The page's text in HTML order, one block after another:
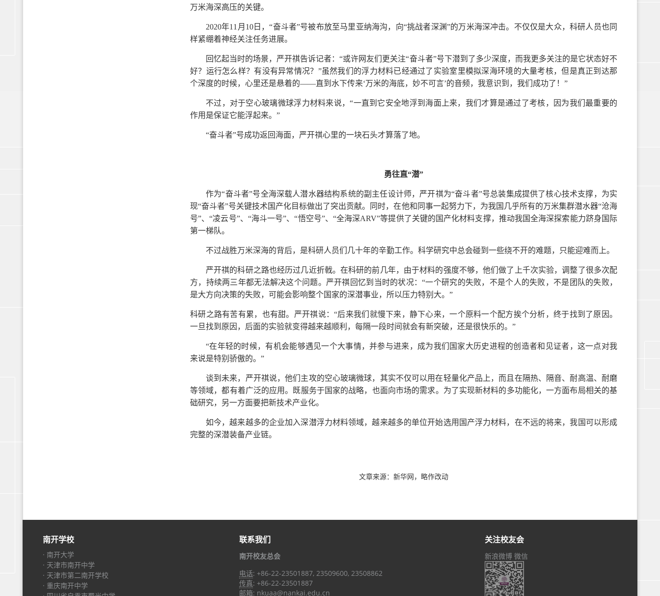
万米海深高压的关键。
2020年11月10日，“奋斗者”号被布放至马里亚纳海沟，向“挑战者深渊”的万米海深冲击。不仅仅是大众，科研人员也同
样紧绷着神经关注任务进展。
回忆起当时的场景，严开祺告诉记者：“或许网友们更关注“奋斗者”号下潜到了多少深度，而我更多关注的是它状态好不
好？运行怎么样？有没有异常情况？”虽然我们的浮力材料已经通过了实验室里模拟深海环境的大量考核，但是真正到达那
个深度的时候，心里还是悬着的——直到水下传来‘万米的海底，妙不可言’的音频，我意识到，我们成功了！”
不过，对于空心玻璃微球浮力材料来说，“一直到它安全地浮到海面上来，我们才算是通过了考核，因为我们最重要的
作用是保证它能浮起来。”
“奋斗者”号成功返回海面，严开祺心里的一块石头才算落了地。
勇往直“潜”
作为“奋斗者”号全海深载人潜水器结构系统的副主任设计师，严开祺为“奋斗者”号总装集成提供了核心技术支撑，为实
现“奋斗者”号关键技术国产化目标做出了突出贡献。同时，在他和同事一起努力下，为我国几乎所有的万米集群潜水器“沧海
号”、“凌云号”、“海斗一号”、“悟空号”、“全海深ARV”等提供了关键的国产化材料支撑，推动我国全海深探索能力跻身国际
第一梯队。
不过战胜万米深海的背后，是科研人员们几十年的辛勤工作。科学研究中总会碰到一些绕不开的难题，只能迎难而上。
严开祺的科研之路也经历过几近折戟。在科研的前几年，由于材料的强度不够，他们做了上千次实验，调整了很多次配
方，持续两三年都无法解决这个问题。严开祺回忆到当时的状况：“一个研究的失败，不是个人的失败，不是团队的失败，
是大方向决策的失败，可能会影响整个国家的深潜事业，所以压力特别大。”
科研之路有苦有累，也有甜。严开祺说：“后来我们就慢下来，静下心来，一个原料一个配方挨个分析，终于找到了原因。
一旦找到原因，后面的实验就变得越来越顺利，每隔一段时间就会有新突破，还是很快乐的。”
“在年轻的时候，有机会能够遇见一个大事情，并参与进来，成为我们国家大历史进程的创造者和见证者，这一点对我
来说是特别骄傲的。”
谈到未来，严开祺说，他们主攻的空心玻璃微球，其实不仅可以用在轻量化产品上，而且在隔热、隔音、耐高温、耐磨
等领域，都有着广泛的应用。既服务于国家的战略，也面向市场的需求。为了实现新材料的多功能化，一方面布局相关的基
础研究，另一方面要把新技术产业化。
如今，越来越多的企业加入深潜浮力材料领域，越来越多的单位开始选用国产浮力材料，在不远的将来，我国可以形成
完整的深潜装备产业链。
文章来源：新华网，略作改动
南开学校
· 南开大学
· 天津市南开中学
· 天津市第二南开学校
· 重庆南开中学
联系我们
南开校友总会
电话: +86-22-23501887, 23509600, 23508862
传真: +86-22-23501887
邮箱: nkuaa@nankai.edu.cn
关注校友会
新浪微博 微信